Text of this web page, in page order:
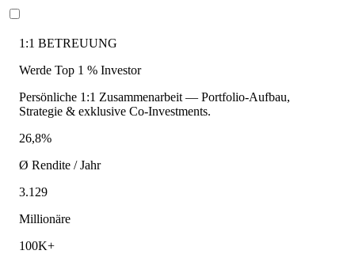
1:1 BETREUUNG
Werde Top 1 % Investor
Persönliche 1:1 Zusammenarbeit — Portfolio-Aufbau,
Strategie & exklusive Co-Investments.
26,8%
Ø Rendite / Jahr
3.129
Millionäre
100K+